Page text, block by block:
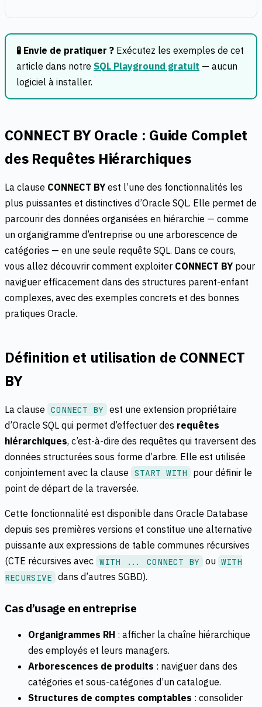
🧪 Envie de pratiquer ? Exécutez les exemples de cet
article dans notre SQL Playground gratuit — aucun
logiciel à installer.
CONNECT BY Oracle : Guide Complet
des Requêtes Hiérarchiques
La clause CONNECT BY est l’une des fonctionnalités les
plus puissantes et distinctives d’Oracle SQL. Elle permet de
parcourir des données organisées en hiérarchie — comme
un organigramme d’entreprise ou une arborescence de
catégories — en une seule requête SQL. Dans ce cours,
vous allez découvrir comment exploiter CONNECT BY pour
naviguer efficacement dans des structures parent-enfant
complexes, avec des exemples concrets et des bonnes
pratiques Oracle.
Définition et utilisation de CONNECT
BY
La clause CONNECT BY est une extension propriétaire
d’Oracle SQL qui permet d’effectuer des requêtes
hiérarchiques, c’est-à-dire des requêtes qui traversent des
données structurées sous forme d’arbre. Elle est utilisée
conjointement avec la clause START WITH
pour définir le
point de départ de la traversée.
Cette fonctionnalité est disponible dans Oracle Database
depuis ses premières versions et constitue une alternative
puissante aux expressions de table communes récursives
(CTE récursives avec WITH ... CONNECT BY ou WITH
RECURSIVE dans d’autres SGBD).
Cas d’usage en entreprise
Organigrammes RH : afficher la chaîne hiérarchique
des employés et leurs managers.
Arborescences de produits : naviguer dans des
catégories et sous-catégories d’un catalogue.
Structures de comptes comptables : consolider